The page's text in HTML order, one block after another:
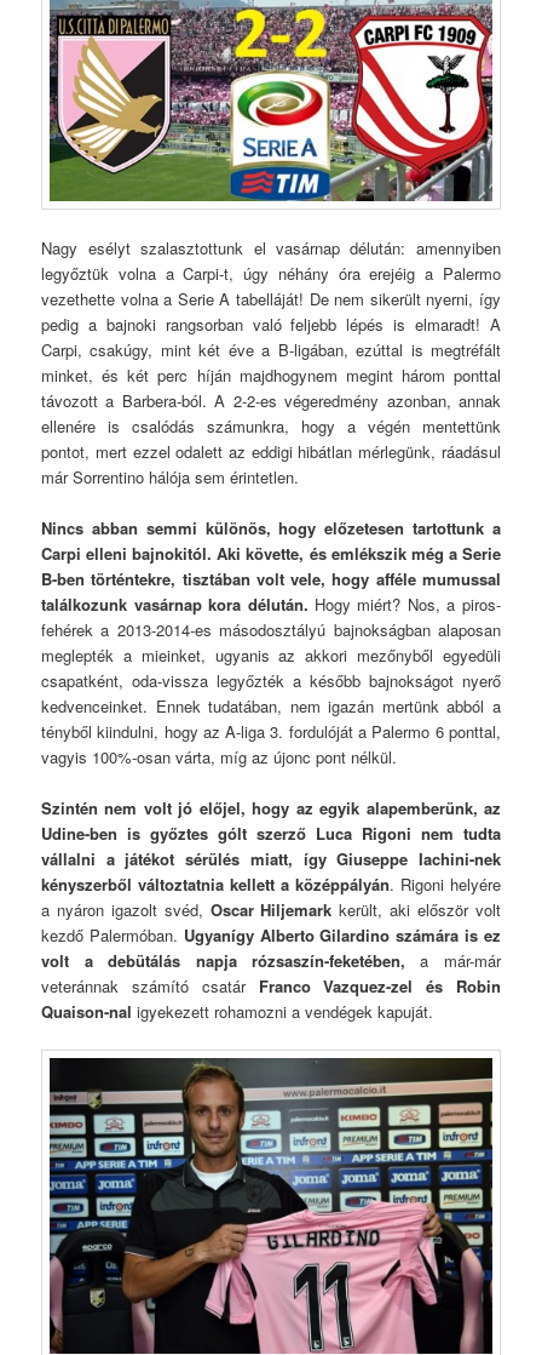
Nagy esélyt szalasztottunk el vasárnap délután: amennyiben
legyőztük volna a Carpi-t, úgy néhány óra erejéig a Palermo
vezethette volna a Serie A tabelláját! De nem sikerült nyerni, így
pedig a bajnoki rangsorban való feljebb lépés is elmaradt! A
Carpi, csakúgy, mint két éve a B-ligában, ezúttal is megtréfált
minket, és két perc híján majdhogynem megint három ponttal
távozott a Barbera-ból. A 2-2-es végeredmény azonban, annak
ellenére is csalódás számunkra, hogy a végén mentettünk
pontot, mert ezzel odalett az eddigi hibátlan mérlegünk, ráadásul
már Sorrentino hálója sem érintetlen.
Nincs abban semmi különös, hogy előzetesen tartottunk a
Carpi elleni bajnokitól. Aki követte, és emlékszik még a Serie
B-ben történtekre, tisztában volt vele, hogy afféle mumussal
találkozunk vasárnap kora délután. Hogy miért? Nos, a piros-
fehérek a 2013-2014-es másodosztályú bajnokságban alaposan
meglepték a mieinket, ugyanis az akkori mezőnyből egyedüli
csapatként, oda-vissza legyőzték a később bajnokságot nyerő
kedvenceinket. Ennek tudatában, nem igazán mertünk abból a
tényből kiindulni, hogy az A-liga 3. fordulóját a Palermo 6 ponttal,
vagyis 100%-osan várta, míg az újonc pont nélkül.
Szintén nem volt jó előjel, hogy az egyik alapemberünk, az
Udine-ben is győztes gólt szerző Luca Rigoni nem tudta
vállalni a játékot sérülés miatt, így Giuseppe Iachini-nek
kényszerből változtatnia kellett a középpályán. Rigoni helyére
a nyáron igazolt svéd, Oscar Hiljemark került, aki először volt
kezdő Palermóban. Ugyanígy Alberto Gilardino számára is ez
volt a debütálás napja rózsaszín-feketében, a már-már
veteránnak számító csatár Franco Vazquez-zel és Robin
Quaison-nal igyekezett rohamozni a vendégek kapuját.